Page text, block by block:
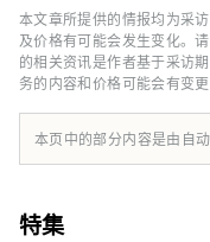
年后急速
酒店设施
土特色及
奢华酒
品牌“界
本文章所提供的情报均为采
及价格有可能会发生变化。
的相关资讯是作者基于采访
务的内容和价格可能会有变
本页中的部分内容是由自
特集